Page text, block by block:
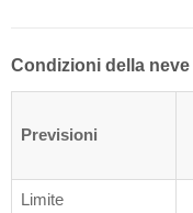
Condizioni della neve
Previsioni
Limite